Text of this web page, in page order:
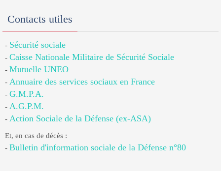
Contacts utiles
- Sécurité sociale
- Caisse Nationale Militaire de Sécurité Sociale
- Mutuelle UNEO
- Annuaire des services sociaux en France
- G.M.P.A.
- A.G.P.M.
- Action Sociale de la Défense (ex-ASA)
Et, en cas de décès :
- Bulletin d'information sociale de la Défense n°80